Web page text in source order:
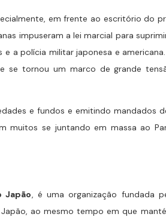
em frente ao escritório do
impuseram a lei marcial para
a polícia militar japonesa e
se tornou um marco de grande
e fundos e emitindo mandados
muitos se juntando em massa ao
Japão, é uma organização fundada
ao mesmo tempo em que